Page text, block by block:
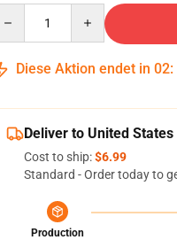
Diese Aktion endet in 02:
Deliver to United States
Cost to ship:$6.99
Standard - Order today to
Production